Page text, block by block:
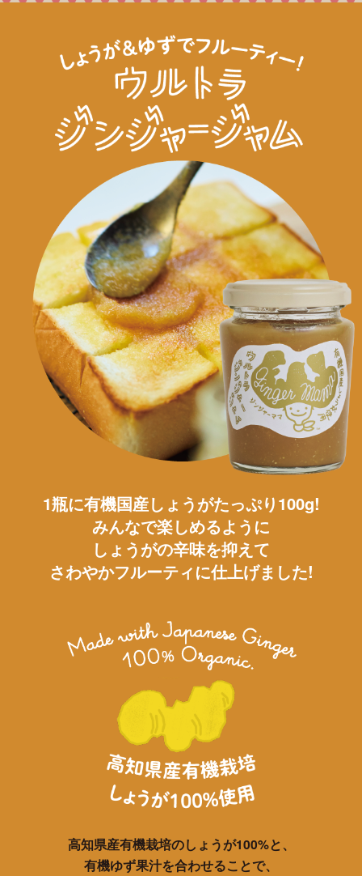
1瓶に有機国産しょうがたっぷり100g!
みんなで楽しめるように
しょうがの辛味を抑えて
さわやかフルーティに仕上げました!
高知県産有機栽培のしょうが100%と、
有機ゆず果汁を合わせることで、